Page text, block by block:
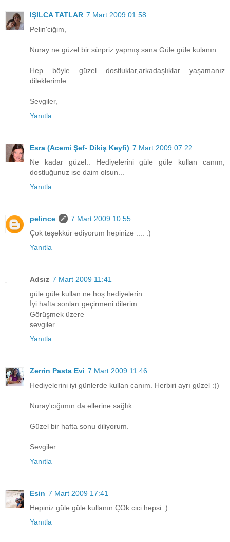
IŞILCA TATLAR 7 Mart 2009 01:58
Pelin'ciğim,
Nuray ne güzel bir sürpriz yapmış sana.Güle güle kulanın.
Hep böyle güzel dostluklar,arkadaşlıklar yaşamanız
dileklerimle...
Sevgiler,
Yanıtla
Esra (Acemi Şef- Dikiş Keyfi) 7 Mart 2009 07:22
Ne kadar güzel.. Hediyelerini güle güle kullan canım,
dostluğunuz ise daim olsun...
Yanıtla
pelince
7 Mart 2009 10:55
Çok teşekkür ediyorum hepinize .... :)
Yanıtla
Adsız 7 Mart 2009 11:41
güle güle kullan ne hoş hediyelerin.
İyi hafta sonları geçirmeni dilerim.
Görüşmek üzere
sevgiler.
Yanıtla
Zerrin Pasta Evi 7 Mart 2009 11:46
Hediyelerini iyi günlerde kullan canım. Herbiri ayrı güzel :))
Nuray'cığımın da ellerine sağlık.
Güzel bir hafta sonu diliyorum.
Sevgiler...
Yanıtla
Esin 7 Mart 2009 17:41
Hepiniz güle güle kullanın.ÇOk cici hepsi :)
Yanıtla